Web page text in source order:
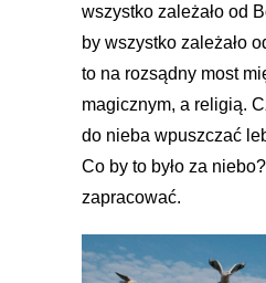
wszystko zależało od
by wszystko zależało
to na rozsądny most
magicznym, a religią.
do nieba wpuszczać
Co by to było za
zapracować.